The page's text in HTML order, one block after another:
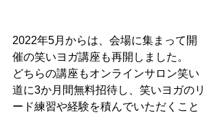
2022年5月からは、会場に集まって開
催の笑いヨガ講座も再開しました。
どちらの講座もオンラインサロン笑い
道に3か月間無料招待し、笑いヨガのリ
ード練習や経験を積んでいただくこと